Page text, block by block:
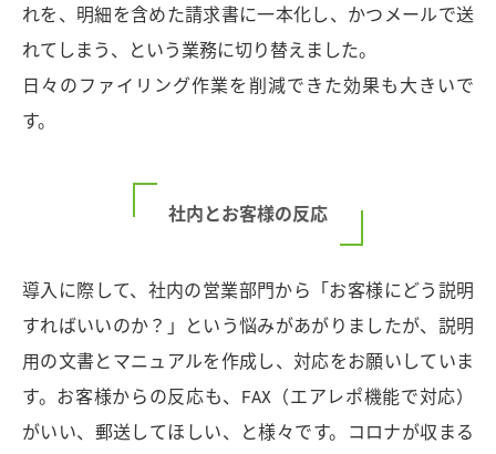
れを、明細を含めた請求書に一本化し、かつメールで送
れてしまう、という業務に切り替えました。
日々のファイリング作業を削減できた効果も大きいで
す。
社内とお客様の反応
導入に際して、社内の営業部門から「お客様にどう説明
すればいいのか？」という悩みがあがりましたが、説明
用の文書とマニュアルを作成し、対応をお願いしていま
す。お客様からの反応も、FAX（エアレポ機能で対応）
がいい、郵送してほしい、と様々です。コロナが収まる